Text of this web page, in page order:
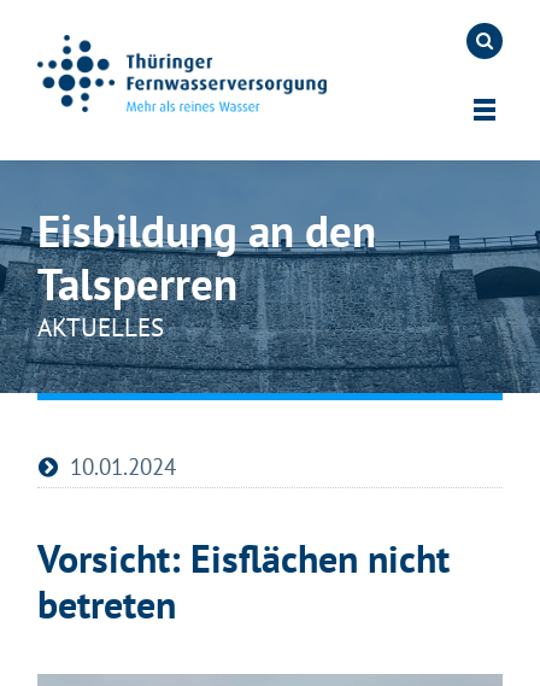
Eisbildung an den
Talsperren
AKTUELLES
10.01.2024
Vorsicht: Eisflächen nicht
betreten